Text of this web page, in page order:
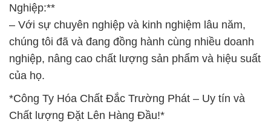
Nghiệp:**
– Với sự chuyên nghiệp và kinh nghiệm lâu năm,
chúng tôi đã và đang đồng hành cùng nhiều doanh
nghiệp, nâng cao chất lượng sản phẩm và hiệu suất
của họ.
*Công Ty Hóa Chất Đắc Trường Phát – Uy tín và
Chất lượng Đặt Lên Hàng Đầu!*